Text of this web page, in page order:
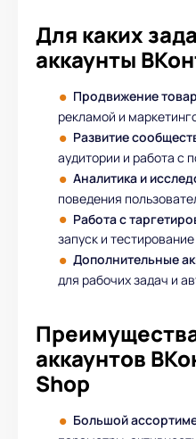
Для каких
аккаунты
Продвижение
рекламой и
Развитие
аудитории и работа с
Аналитика и
поведения
Работа с
запуск и
Дополнительные
для рабочих задач и
аккаунтов
Shop
Большой